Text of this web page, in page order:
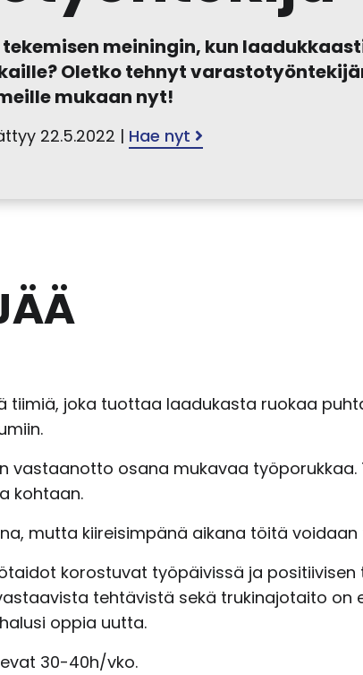
meiningin, kun
Oletko tehnyt
mukaan nyt!
22.5.2022 | Hae nyt
tiimiä, joka tuottaa laadukasta ruokaa
osana mukavaa
kohtaan.
mutta kiireisimpänä aikana töitä
korostuvat työpäivissä ja positiivisen
tehtävistä sekä trukinajotaito on
oppia uutta.
30-40h/vko.